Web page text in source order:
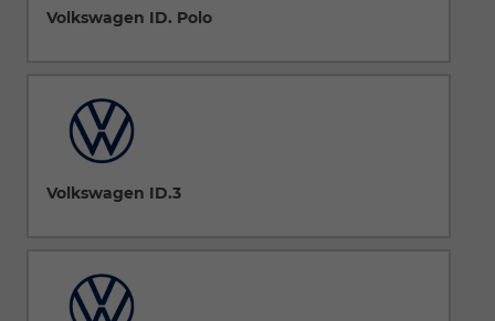
Volkswagen ID. Polo
Volkswagen ID.3